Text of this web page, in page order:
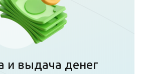
и выдача денег